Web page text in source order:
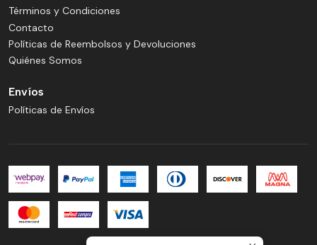
Términos y Condiciones
Contacto
Políticas de Reembolsos y Devoluciones
Quiénes Somos
Envíos
Políticas de Envíos